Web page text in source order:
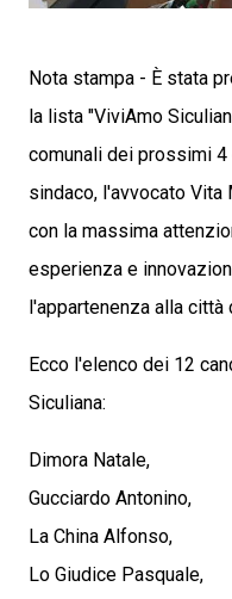
Nota stampa - È stata
la lista "ViviAmo
comunali dei prossimi
sindaco, l'avvocato Vita
con la massima
esperienza e
l'appartenenza alla città
Ecco l'elenco dei 12
Siculiana:
Dimora Natale,
Gucciardo Antonino,
La China Alfonso,
Lo Giudice Pasquale,